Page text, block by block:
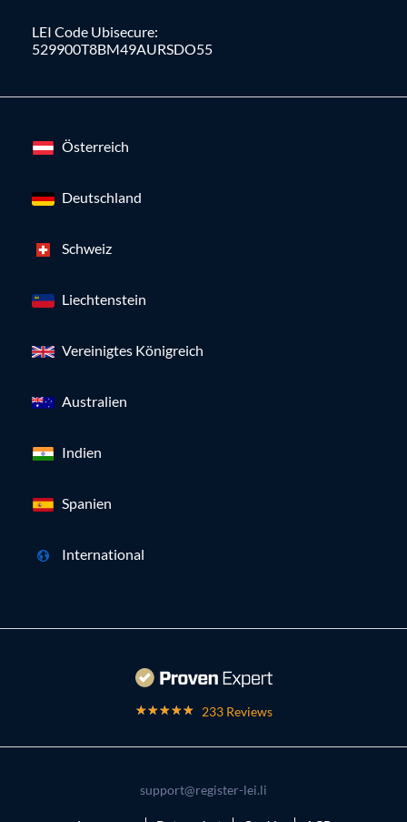
LEI Code Ubisecure:
529900T8BM49AURSDO55
Österreich
Deutschland
Schweiz
Liechtenstein
Vereinigtes Königreich
Australien
Indien
Spanien
International
233 Reviews
support@register-lei.li